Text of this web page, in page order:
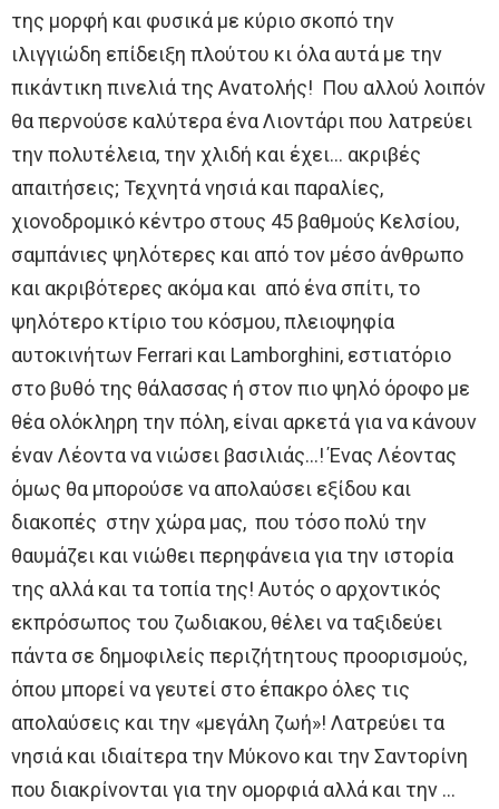
της μορφή και φυσικά με κύριο σκοπό την
ιλιγγιώδη επίδειξη πλούτου κι όλα αυτά με την
πικάντικη πινελιά της Ανατολής! Που αλλού λοιπόν
θα περνούσε καλύτερα ένα Λιοντάρι που λατρεύει
την πολυτέλεια, την χλιδή και έχει… ακριβές
απαιτήσεις; Τεχνητά νησιά και παραλίες,
χιονοδρομικό κέντρο στους 45 βαθμούς Κελσίου,
σαμπάνιες ψηλότερες και από τον μέσο άνθρωπο
και ακριβότερες ακόμα και από ένα σπίτι, το
ψηλότερο κτίριο του κόσμου, πλειοψηφία
αυτοκινήτων Ferrari και Lamborghini, εστιατόριο
στο βυθό της θάλασσας ή στον πιο ψηλό όροφο με
θέα ολόκληρη την πόλη, είναι αρκετά για να κάνουν
έναν Λέοντα να νιώσει βασιλιάς…! Ένας Λέοντας
όμως θα μπορούσε να απολαύσει εξίδου και
διακοπές στην χώρα μας, που τόσο πολύ την
θαυμάζει και νιώθει περηφάνεια για την ιστορία
της αλλά και τα τοπία της! Αυτός ο αρχοντικός
εκπρόσωπος του ζωδιακου, θέλει να ταξιδεύει
πάντα σε δημοφιλείς περιζήτητους προορισμούς,
όπου μπορεί να γευτεί στο έπακρο όλες τις
απολαύσεις και την «μεγάλη ζωή»! Λατρεύει τα
νησιά και ιδιαίτερα την Μύκονο και την Σαντορίνη
που διακρίνονται για την ομορφιά αλλά και την …